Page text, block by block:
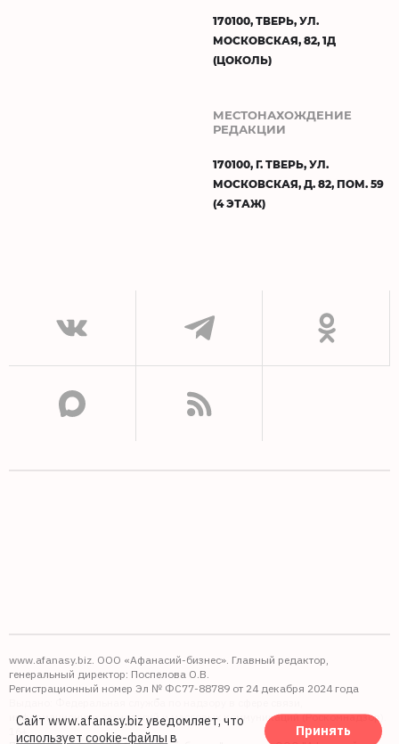
170100, ТВЕРЬ, УЛ.
МОСКОВСКАЯ, 82, 1Д
(ЦОКОЛЬ)
МЕСТОНАХОЖДЕНИЕ
РЕДАКЦИИ
170100, Г. ТВЕРЬ, УЛ.
МОСКОВСКАЯ, Д. 82, ПОМ. 59
(4 ЭТАЖ)
www.afanasy.biz. ООО «Афанасий-бизнес». Главный редактор,
генеральный директор: Поспелова О.В.
Регистрационный номер Эл № ФС77-88789 от 24 декабря 2024 года
Выдано: Федеральная служба по надзору в сфере связи,
информационных технологий и массовых коммуникаций (Роскомнадзор).
Сайт www.afanasy.biz уведомляет, что
использует cookie-файлы в Принять